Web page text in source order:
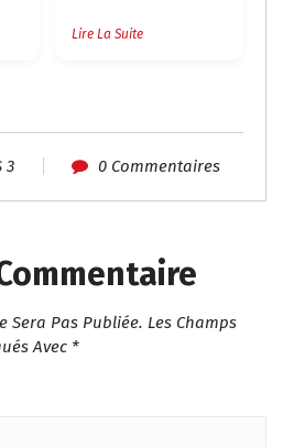
Lire La Suite
3 0 Commentaires
Sera Pas Publiée. Les Champs
Avec *